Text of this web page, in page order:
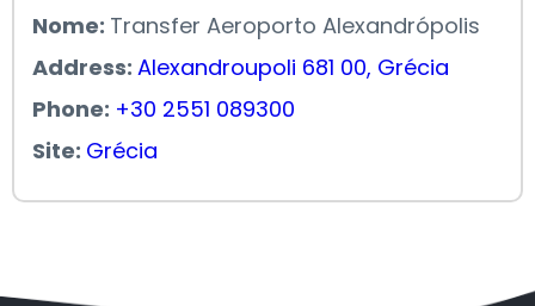
Nome: Transfer Aeroporto Alexandrópolis
Address: Alexandroupoli 681 00, Grécia
Phone: +30 2551 089300
Site: Grécia